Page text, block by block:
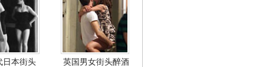
日本街头 英国男女街头醉酒